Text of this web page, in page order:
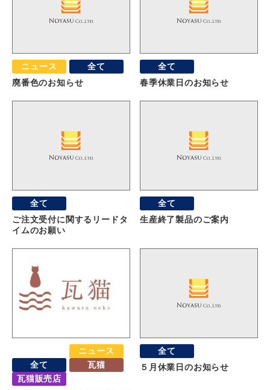
ニュース 全て
廃番色のお知らせ
全て
春季休業日のお知らせ
全て
ご注文受付に関するリードタ
イムのお願い
全て
生産終了製品のご案内
ニュース
全て
瓦猫
瓦猫販売店
全て
５月休業日のお知らせ